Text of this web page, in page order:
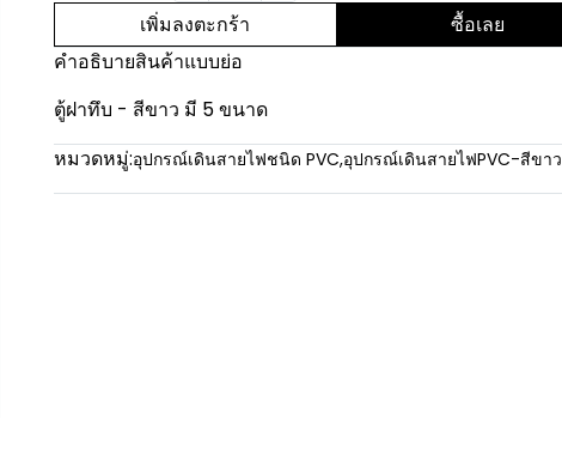
เพิ่มลงตะกร้า ซื้อเลย
คำอธิบายสินค้าแบบย่อ
ตู้ฝาทึบ - สีขาว มี 5 ขนาด
หมวดหมู่:อุปกรณ์เดินสายไฟชนิด PVC,อุปกรณ์เดินสายไฟPVC-สีขาว